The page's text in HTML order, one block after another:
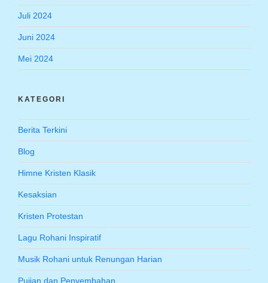
Juli 2024
Juni 2024
Mei 2024
KATEGORI
Berita Terkini
Blog
Himne Kristen Klasik
Kesaksian
Kristen Protestan
Lagu Rohani Inspiratif
Musik Rohani untuk Renungan Harian
Pujian dan Penyembahan